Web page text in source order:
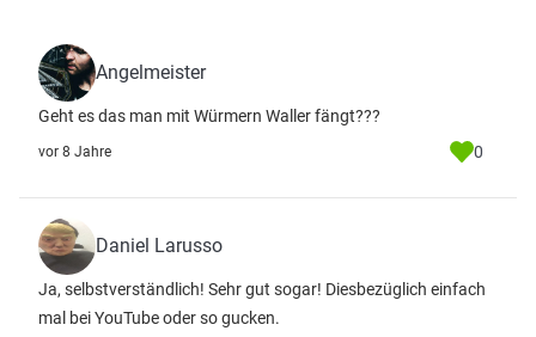
Angelmeister
Geht es das man mit Würmern Waller fängt???
vor 8 Jahre 0
Daniel Larusso
Ja, selbstverständlich! Sehr gut sogar! Diesbezüglich einfach
mal bei YouTube oder so gucken.